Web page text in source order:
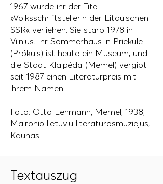
1967 wurde ihr der Titel
»Volksschriftstellerin der Litauischen
SSR« verliehen. Sie starb 1978 in
Vilnius. Ihr Sommerhaus in Priekulė
(Prökuls) ist heute ein Museum, und
die Stadt Klaipėda (Memel) vergibt
seit 1987 einen Literaturpreis mit
ihrem Namen.
Foto: Otto Lehmann, Memel, 1938,
Maironio lietuviu literatūrosmuziejus,
Kaunas
Textauszug